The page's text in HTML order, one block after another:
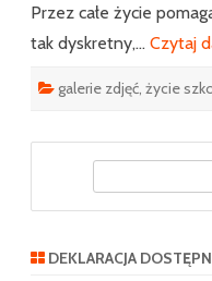
Przez całe życie
tak dyskretny,… Czytaj
galerie zdjęć życie
r
DEKLARACJA